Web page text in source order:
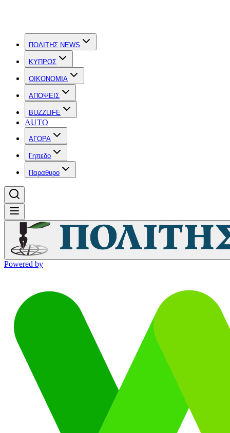
ΠΟΛΙΤΗΣ NEWS
ΚΥΠΡΟΣ
OIKONOMIA
ΑΠΟΨΕΙΣ
BUZZLIFE
AUTO
ΑΓΟΡΑ
Γηπεδο
Παραθυρο
Powered by